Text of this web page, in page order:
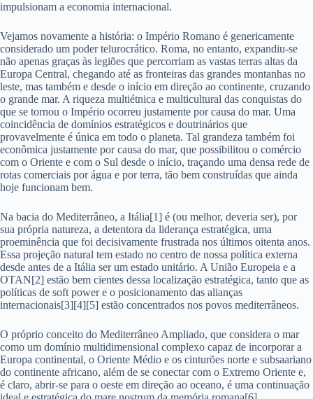
impulsionam a economia internacional.
Vejamos novamente a história: o Império Romano é genericamente
considerado um poder telurocrático. Roma, no entanto, expandiu-se
não apenas graças às legiões que percorriam as vastas terras altas da
Europa Central, chegando até as fronteiras das grandes montanhas no
leste, mas também e desde o início em direção ao continente, cruzando
o grande mar. A riqueza multiétnica e multicultural das conquistas do
que se tornou o Império ocorreu justamente por causa do mar. Uma
coincidência de domínios estratégicos e doutrinários que
provavelmente é única em todo o planeta. Tal grandeza também foi
econômica justamente por causa do mar, que possibilitou o comércio
com o Oriente e com o Sul desde o início, traçando uma densa rede de
rotas comerciais por água e por terra, tão bem construídas que ainda
hoje funcionam bem.
Na bacia do Mediterrâneo, a Itália[1] é (ou melhor, deveria ser), por
sua própria natureza, a detentora da liderança estratégica, uma
proeminência que foi decisivamente frustrada nos últimos oitenta anos.
Essa projeção natural tem estado no centro de nossa política externa
desde antes de a Itália ser um estado unitário. A União Europeia e a
OTAN[2] estão bem cientes dessa localização estratégica, tanto que as
políticas de soft power e o posicionamento das alianças
internacionais[3][4][5] estão concentrados nos povos mediterrâneos.
O próprio conceito do Mediterrâneo Ampliado, que considera o mar
como um domínio multidimensional complexo capaz de incorporar a
Europa continental, o Oriente Médio e os cinturões norte e subsaariano
do continente africano, além de se conectar com o Extremo Oriente e,
é claro, abrir-se para o oeste em direção ao oceano, é uma continuação